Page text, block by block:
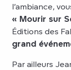
l’ambiance,
« Mourir sur
Éditions des
grand
Par ailleurs